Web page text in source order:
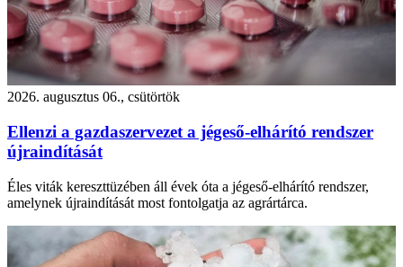
2026. augusztus 06., csütörtök
Ellenzi a gazdaszervezet a jégeső-elhárító rendszer
újraindítását
Éles viták kereszttüzében áll évek óta a jégeső-elhárító rendszer,
amelynek újraindítását most fontolgatja az agrártárca.